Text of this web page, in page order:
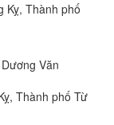
Kỵ, Thành phố
Văn
Thành phố Từ